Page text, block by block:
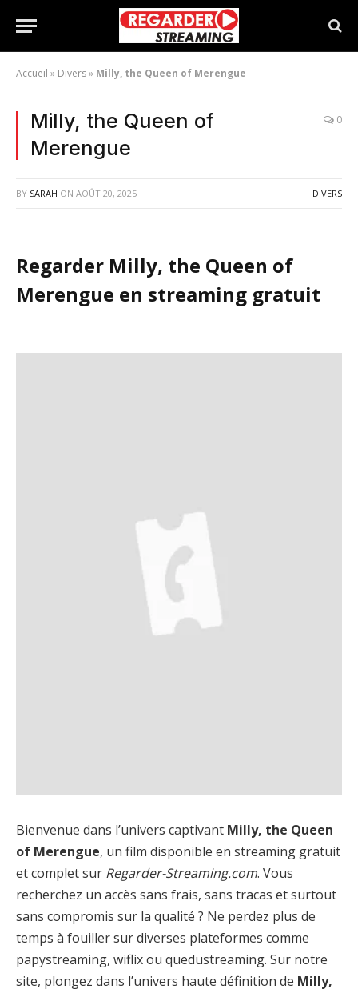
Accueil » Divers» Milly, the Queen of Merengue
Milly, the Queen of
Merengue
0
BY SARAH ON AOÛT 20, 2025 DIVERS
Regarder Milly, the Queen of
Merengue en streaming gratuit
Bienvenue dans l’univers captivant Milly, the Queen
of Merengue, un film disponible en streaming gratuit
et complet sur Regarder-Streaming.com. Vous
recherchez un accès sans frais, sans tracas et surtout
sans compromis sur la qualité ? Ne perdez plus de
temps à fouiller sur diverses plateformes comme
papystreaming, wiflix ou quedustreaming. Sur notre
site, plongez dans l’univers haute définition de Milly,